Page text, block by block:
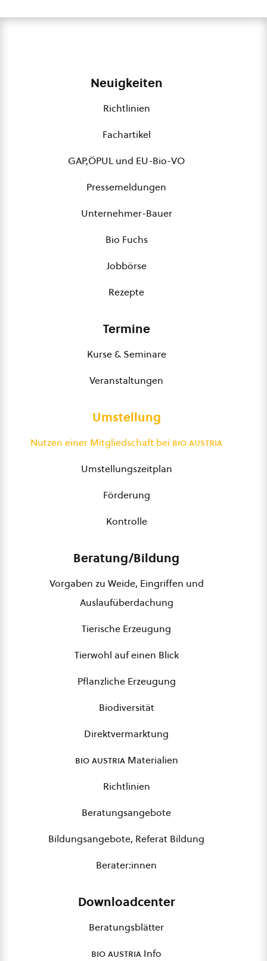
Neuigkeiten
Richtlinien
Fachartikel
GAP,ÖPUL und EU-Bio-VO
Pressemeldungen
Unternehmer-Bauer
Bio Fuchs
Jobbörse
Rezepte
Termine
Kurse & Seminare
Veranstaltungen
Umstellung
Nutzen einer Mitgliedschaft bei bio austria
Umstellungszeitplan
Förderung
Kontrolle
Beratung/Bildung
Vorgaben zu Weide, Eingriffen und
Auslaufüberdachung
Tierische Erzeugung
Tierwohl auf einen Blick
Pflanzliche Erzeugung
Biodiversität
Direktvermarktung
bio austriaMaterialien
Richtlinien
Beratungsangebote
Bildungsangebote, Referat Bildung
Berater:innen
Downloadcenter
Beratungsblätter
bio austria Info